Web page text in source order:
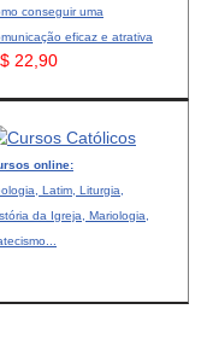
conseguir uma
eficaz e atrativa
22,90
online:
Latim, Liturgia,
da Igreja, Mariologia,